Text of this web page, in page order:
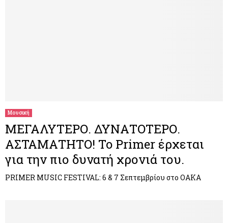
Μουσική
ΜΕΓΑΛΥΤΕΡΟ. ΔΥΝΑΤΟΤΕΡΟ.
ΑΣΤΑΜΑΤΗΤΟ! To Primer έρχεται
για την πιο δυνατή χρονιά του.
PRIMER MUSIC FESTIVAL: 6 & 7 Σεπτεμβρίου στο ΟΑΚΑ